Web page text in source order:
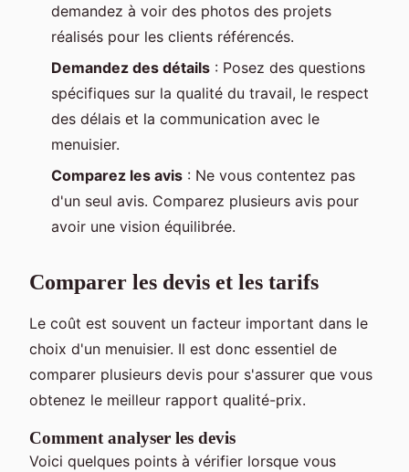
demandez à voir des photos des projets
réalisés pour les clients référencés.
Demandez des détails : Posez des questions
spécifiques sur la qualité du travail, le respect
des délais et la communication avec le
menuisier.
Comparez les avis : Ne vous contentez pas
d'un seul avis. Comparez plusieurs avis pour
avoir une vision équilibrée.
Comparer les devis et les tarifs
Le coût est souvent un facteur important dans le
choix d'un menuisier. Il est donc essentiel de
comparer plusieurs devis pour s'assurer que vous
obtenez le meilleur rapport qualité-prix.
Comment analyser les devis
Voici quelques points à vérifier lorsque vous